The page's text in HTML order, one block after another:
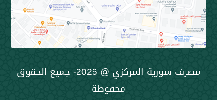
مصرف سورية المركزي @ 2026- جميع الحقوق